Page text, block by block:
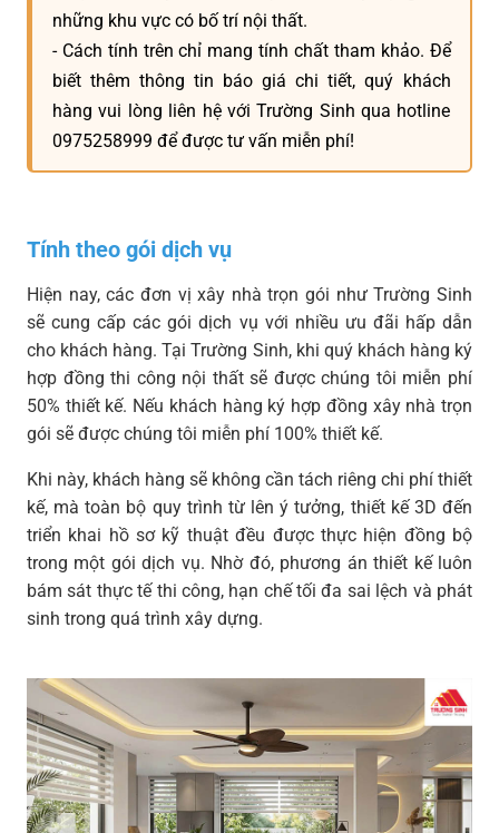
những khu vực có bố trí nội thất.
- Cách tính trên chỉ mang tính chất tham khảo. Để
biết thêm thông tin báo giá chi tiết, quý khách
hàng vui lòng liên hệ với Trường Sinh qua hotline
0975258999 để được tư vấn miễn phí!
Tính theo gói dịch vụ
Hiện nay, các đơn vị xây nhà trọn gói như Trường Sinh
sẽ cung cấp các gói dịch vụ với nhiều ưu đãi hấp dẫn
cho khách hàng. Tại Trường Sinh, khi quý khách hàng ký
hợp đồng thi công nội thất sẽ được chúng tôi miễn phí
50% thiết kế. Nếu khách hàng ký hợp đồng xây nhà trọn
gói sẽ được chúng tôi miễn phí 100% thiết kế.
Khi này, khách hàng sẽ không cần tách riêng chi phí thiết
kế, mà toàn bộ quy trình từ lên ý tưởng, thiết kế 3D đến
triển khai hồ sơ kỹ thuật đều được thực hiện đồng bộ
trong một gói dịch vụ. Nhờ đó, phương án thiết kế luôn
bám sát thực tế thi công, hạn chế tối đa sai lệch và phát
sinh trong quá trình xây dựng.